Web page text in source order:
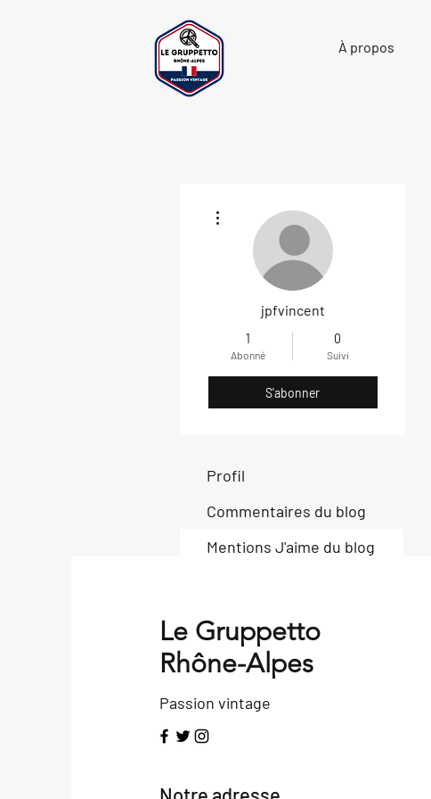
À propos
jpfvincent
1
Abonné
0
Suivi
S'abonner
Profil
Commentaires du blog
Mentions J'aime du blog
Le Gruppetto
Rhône-Alpes
Passion vintage